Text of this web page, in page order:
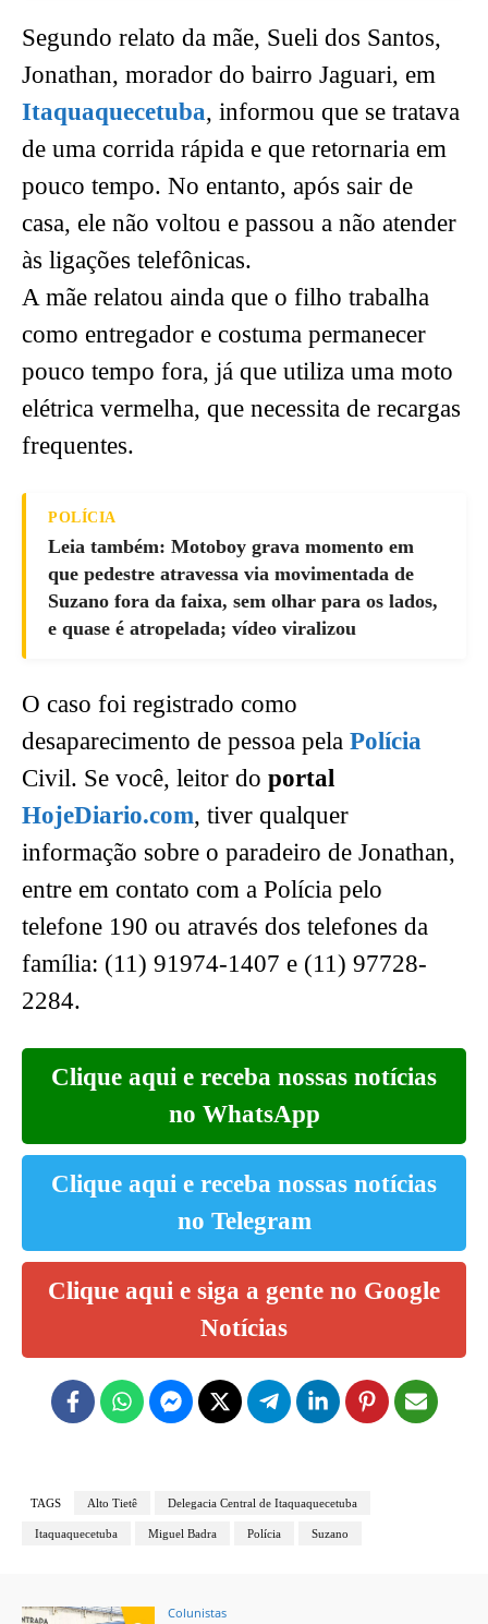
Segundo relato da mãe, Sueli dos Santos,
Jonathan, morador do bairro Jaguari, em
Itaquaquecetuba, informou que se tratava
de uma corrida rápida e que retornaria em
pouco tempo. No entanto, após sair de
casa, ele não voltou e passou a não atender
às ligações telefônicas.
A mãe relatou ainda que o filho trabalha
como entregador e costuma permanecer
pouco tempo fora, já que utiliza uma moto
elétrica vermelha, que necessita de recargas
frequentes.
POLÍCIA
Leia também: Motoboy grava momento em
que pedestre atravessa via movimentada de
Suzano fora da faixa, sem olhar para os lados,
e quase é atropelada; vídeo viralizou
O caso foi registrado como
desaparecimento de pessoa pela Polícia
Civil. Se você, leitor do portal
HojeDiario.com, tiver qualquer
informação sobre o paradeiro de Jonathan,
entre em contato com a Polícia pelo
telefone 190 ou através dos telefones da
família: (11) 91974-1407 e (11) 97728-
2284.
Clique aqui e receba nossas notícias
no WhatsApp
Clique aqui e receba nossas notícias
no Telegram
Clique aqui e siga a gente no Google
Notícias
TAGS Alto Tietê Delegacia Central de Itaquaquecetuba
Itaquaquecetuba Miguel Badra Polícia Suzano
Colunistas